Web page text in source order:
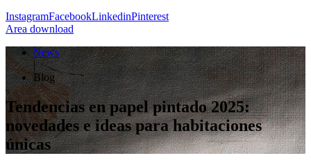
InstagramFacebookLinkedinPinterest
Area download
News
|
Blog
Tendencias en papel pintado 2025:
novedades e ideas para habitaciones
únicas